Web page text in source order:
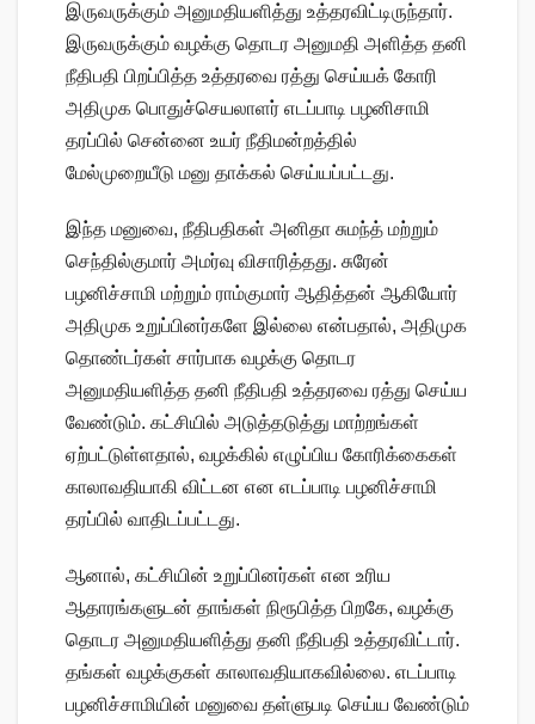
இருவருக்கும் அனுமதியளித்து உத்தரவிட்டிருந்தார்.
இருவருக்கும் வழக்கு தொடர அனுமதி அளித்த தனி
நீதிபதி பிறப்பித்த உத்தரவை ரத்து செய்யக் கோரி
அதிமுக பொதுச்செயலாளர் எடப்பாடி பழனிசாமி
தரப்பில் சென்னை உயர் நீதிமன்றத்தில்
மேல்முறையீடு மனு தாக்கல் செய்யப்பட்டது.
இந்த மனுவை, நீதிபதிகள் அனிதா சுமந்த் மற்றும்
செந்தில்குமார் அமர்வு விசாரித்தது. சுரேன்
பழனிச்சாமி மற்றும் ராம்குமார் ஆதித்தன் ஆகியோர்
அதிமுக உறுப்பினர்களே இல்லை என்பதால், அதிமுக
தொண்டர்கள் சார்பாக வழக்கு தொடர
அனுமதியளித்த தனி நீதிபதி உத்தரவை ரத்து செய்ய
வேண்டும். கட்சியில் அடுத்தடுத்து மாற்றங்கள்
ஏற்பட்டுள்ளதால், வழக்கில் எழுப்பிய கோரிக்கைகள்
காலாவதியாகி விட்டன என எடப்பாடி பழனிச்சாமி
தரப்பில் வாதிடப்பட்டது.
ஆனால், கட்சியின் உறுப்பினர்கள் என உரிய
ஆதாரங்களுடன் தாங்கள் நிரூபித்த பிறகே, வழக்கு
தொடர அனுமதியளித்து தனி நீதிபதி உத்தரவிட்டார்.
தங்கள் வழக்குகள் காலாவதியாகவில்லை. எடப்பாடி
பழனிச்சாமியின் மனுவை தள்ளுபடி செய்ய வேண்டும்